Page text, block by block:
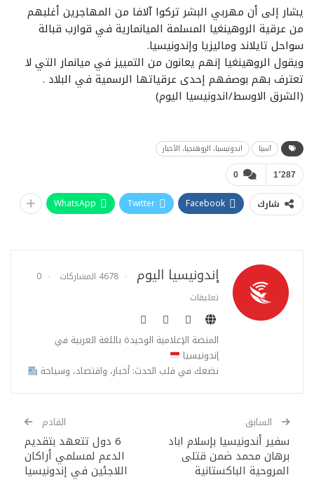
يشار إلى أن مهربي البشر تركوا آلافا من المهاجرين أغلبهم
من عرقية الروهينغيا المسلمة الميانمارية في قوارب قبالة
سواحل تايلاند وماليزيا وإندونيسيا.
ويقول الروهينغيا إنهم يعانون من التمييز في ميانمار التي لا
تعترف بهم بوصفهم إحدى عرقياتها الرسمية في البلاد .
(الشرق الاوسط/اندونيسيا اليوم)
آسيا اندونيسيا، الروهنجيا، اﻷخبار
0 1٬287
شارك Facebook
Twitter
WhatsApp
إندونيسيا اليوم 4678 المشاركات
0
تعليقات
المنصة الإعلامية الوحيدة باللغة العربية في
إندونيسيا
نضعك في قلب الحدث: أخبار، واقتصاد، وسياحة
السابق
سفير أندونيسيا بإسلام اباد
برهان محمد ضمن قتلى
المروحية الباكستانية
القادم
6 دول تتعهد بتقديم
الدعم لمسلمي أراكان
اللاجئين في إندونيسيا